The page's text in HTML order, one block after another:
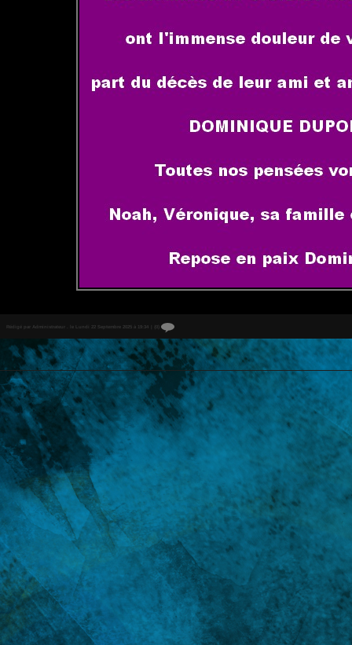
Rédigé par Administrateur . le Lundi 22 Septembre 2025 à 19:34 |{0}